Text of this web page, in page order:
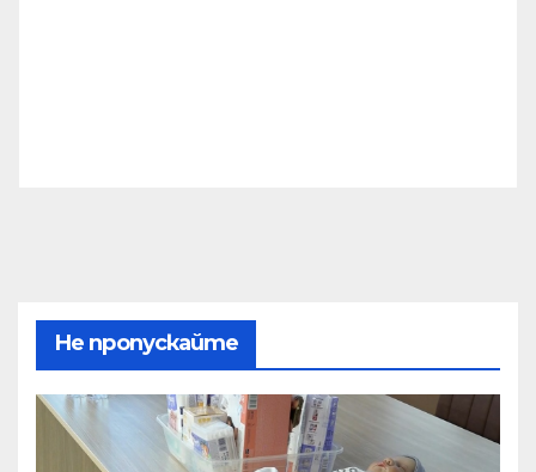
Не пропускайте